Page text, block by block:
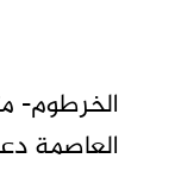
الخرطوم-
العاصمة